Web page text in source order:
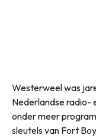
Westerweel was
Nederlandse radio-
onder meer
sleutels van Fort